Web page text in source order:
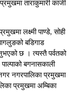
ताराकुमारी काजी
लक्ष्मी पाण्डे, सोही
बडिगाड
छ । त्यस्तै पर्वतको
पाल्पाको बगनासकाली
नगरपालिका प्रमुखमा
प्रमुखमा अम्बिका